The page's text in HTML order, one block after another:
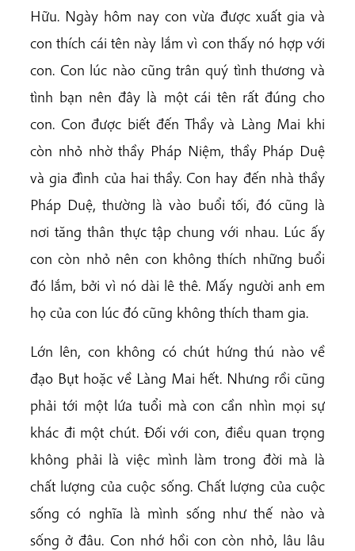
Hữu. Ngày hôm nay con vừa được xuất gia và
con thích cái tên này lắm vì con thấy nó hợp với
con. Con lúc nào cũng trân quý tình thương và
tình bạn nên đây là một cái tên rất đúng cho
con. Con được biết đến Thầy và Làng Mai khi
còn nhỏ nhờ thầy Pháp Niệm, thầy Pháp Duệ
và gia đình của hai thầy. Con hay đến nhà thầy
Pháp Duệ, thường là vào buổi tối, đó cũng là
nơi tăng thân thực tập chung với nhau. Lúc ấy
con còn nhỏ nên con không thích những buổi
đó lắm, bởi vì nó dài lê thê. Mấy người anh em
họ của con lúc đó cũng không thích tham gia.
Lớn lên, con không có chút hứng thú nào về
đạo Bụt hoặc về Làng Mai hết. Nhưng rồi cũng
phải tới một lứa tuổi mà con cần nhìn mọi sự
khác đi một chút. Đối với con, điều quan trọng
không phải là việc mình làm trong đời mà là
chất lượng của cuộc sống. Chất lượng của cuộc
sống có nghĩa là mình sống như thế nào và
sống ở đâu. Con nhớ hồi con còn nhỏ, lâu lâu